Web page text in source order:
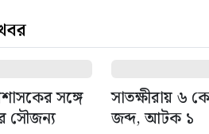
সঙ্গে
সৌজন্য
সাতক্ষীরায় ৬
জব্দ, আটক ১